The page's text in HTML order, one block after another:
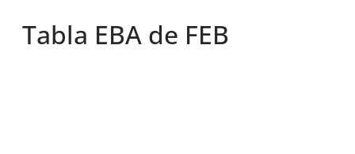
Tabla EBA de FEB